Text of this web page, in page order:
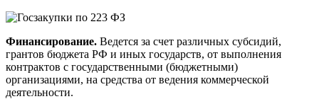
Финансирование. Ведется за счет различных субсидий,
грантов бюджета РФ и иных государств, от выполнения
контрактов с государственными (бюджетными)
организациями, на средства от ведения коммерческой
деятельности.